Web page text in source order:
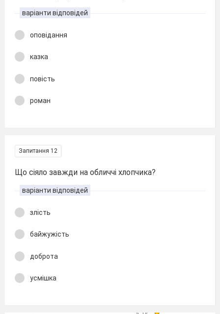
варіанти відповідей
оповідання
казка
повість
роман
Запитання 12
Що сіяло завжди на обличчі хлопчика?
варіанти відповідей
злість
байжужість
доброта
усмішка